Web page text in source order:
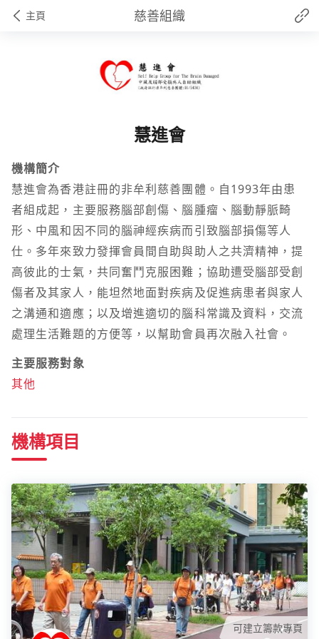
主頁 慈善組織
慧進會
機構簡介
慧進會為香港註冊的非牟利慈善團體。自1993年由患
者組成起，主要服務腦部創傷、腦腫瘤、腦動靜脈畸
形、中風和因不同的腦神經疾病而引致腦部損傷等人
仕。多年來致力發揮會員間自助與助人之共濟精神，提
高彼此的士氣，共同奮鬥克服困難；協助遭受腦部受創
傷者及其家人，能坦然地面對疾病及促進病患者與家人
之溝通和適應；以及增進適切的腦科常識及資料，交流
處理生活難題的方便等，以幫助會員再次融入社會。
主要服務對象
其他
機構項目
可建立籌款專頁